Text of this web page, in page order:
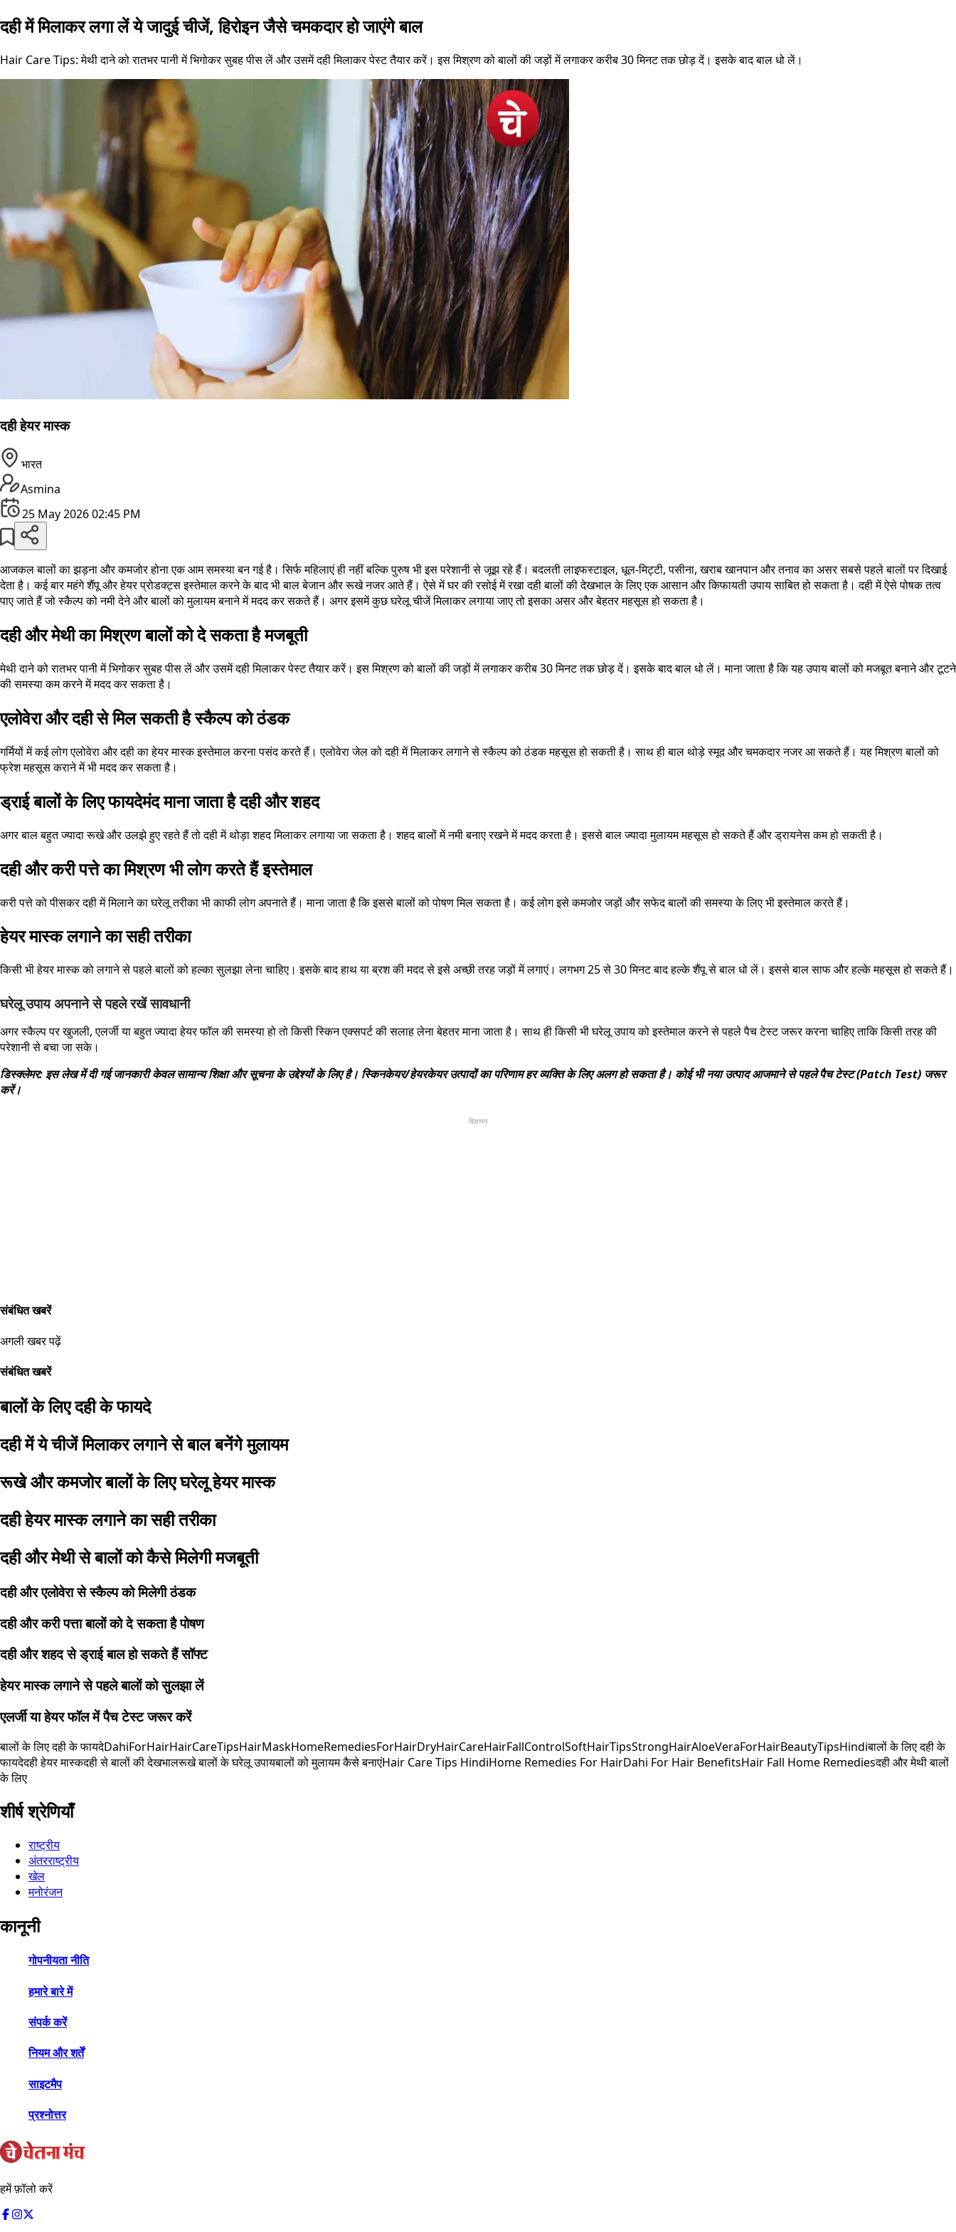
दही में मिलाकर लगा लें ये जादुई चीजें, हिरोइन जैसे चमकदार हो जाएंगे बाल
Hair Care Tips: मेथी दाने को रातभर पानी में भिगोकर सुबह पीस लें और उसमें दही मिलाकर पेस्ट तैयार करें। इस मिश्रण को बालों की जड़ों में लगाकर करीब 30 मिनट तक छोड़ दें। इसके बाद बाल धो लें।
दही हेयर मास्क
भारत
Asmina
25 May 2026 02:45 PM
आजकल बालों का झड़ना और कमजोर होना एक आम समस्या बन गई है। सिर्फ महिलाएं ही नहीं बल्कि पुरुष भी इस परेशानी से जूझ रहे हैं। बदलती लाइफस्टाइल, धूल-मिट्टी, पसीना, खराब खानपान और तनाव का असर सबसे पहले बालों पर दिखाई
देता है। कई बार महंगे शैंपू और हेयर प्रोडक्ट्स इस्तेमाल करने के बाद भी बाल बेजान और रूखे नजर आते हैं। ऐसे में घर की रसोई में रखा दही बालों की देखभाल के लिए एक आसान और किफायती उपाय साबित हो सकता है। दही में ऐसे पोषक तत्व
पाए जाते हैं जो स्कैल्प को नमी देने और बालों को मुलायम बनाने में मदद कर सकते हैं। अगर इसमें कुछ घरेलू चीजें मिलाकर लगाया जाए तो इसका असर और बेहतर महसूस हो सकता है।
दही और मेथी का मिश्रण बालों को दे सकता है मजबूती
मेथी दाने को रातभर पानी में भिगोकर सुबह पीस लें और उसमें दही मिलाकर पेस्ट तैयार करें। इस मिश्रण को बालों की जड़ों में लगाकर करीब 30 मिनट तक छोड़ दें। इसके बाद बाल धो लें। माना जाता है कि यह उपाय बालों को मजबूत बनाने और टूटने
की समस्या कम करने में मदद कर सकता है।
एलोवेरा और दही से मिल सकती है स्कैल्प को ठंडक
गर्मियों में कई लोग एलोवेरा और दही का हेयर मास्क इस्तेमाल करना पसंद करते हैं। एलोवेरा जेल को दही में मिलाकर लगाने से स्कैल्प को ठंडक महसूस हो सकती है। साथ ही बाल थोड़े स्मूद और चमकदार नजर आ सकते हैं। यह मिश्रण बालों को
फ्रेश महसूस कराने में भी मदद कर सकता है।
ड्राई बालों के लिए फायदेमंद माना जाता है दही और शहद
अगर बाल बहुत ज्यादा रूखे और उलझे हुए रहते हैं तो दही में थोड़ा शहद मिलाकर लगाया जा सकता है। शहद बालों में नमी बनाए रखने में मदद करता है। इससे बाल ज्यादा मुलायम महसूस हो सकते हैं और ड्रायनेस कम हो सकती है।
दही और करी पत्ते का मिश्रण भी लोग करते हैं इस्तेमाल
करी पत्ते को पीसकर दही में मिलाने का घरेलू तरीका भी काफी लोग अपनाते हैं। माना जाता है कि इससे बालों को पोषण मिल सकता है। कई लोग इसे कमजोर जड़ों और सफेद बालों की समस्या के लिए भी इस्तेमाल करते हैं।
हेयर मास्क लगाने का सही तरीका
किसी भी हेयर मास्क को लगाने से पहले बालों को हल्का सुलझा लेना चाहिए। इसके बाद हाथ या ब्रश की मदद से इसे अच्छी तरह जड़ों में लगाएं। लगभग 25 से 30 मिनट बाद हल्के शैंपू से बाल धो लें। इससे बाल साफ और हल्के महसूस हो सकते हैं।
घरेलू उपाय अपनाने से पहले रखें सावधानी
अगर स्कैल्प पर खुजली, एलर्जी या बहुत ज्यादा हेयर फॉल की समस्या हो तो किसी स्किन एक्सपर्ट की सलाह लेना बेहतर माना जाता है। साथ ही किसी भी घरेलू उपाय को इस्तेमाल करने से पहले पैच टेस्ट जरूर करना चाहिए ताकि किसी तरह की
परेशानी से बचा जा सके।
डिस्क्लेमर: इस लेख में दी गई जानकारी केवल सामान्य शिक्षा और सूचना के उद्देश्यों के लिए है। स्किनकेयर/हेयरकेयर उत्पादों का परिणाम हर व्यक्ति के लिए अलग हो सकता है। कोई भी नया उत्पाद आजमाने से पहले पैच टेस्ट (Patch Test) जरूर
करें।
विज्ञापन
संबंधित खबरें
अगली खबर पढ़ें
संबंधित खबरें
बालों के लिए दही के फायदे
दही में ये चीजें मिलाकर लगाने से बाल बनेंगे मुलायम
रूखे और कमजोर बालों के लिए घरेलू हेयर मास्क
दही हेयर मास्क लगाने का सही तरीका
दही और मेथी से बालों को कैसे मिलेगी मजबूती
दही और एलोवेरा से स्कैल्प को मिलेगी ठंडक
दही और करी पत्ता बालों को दे सकता है पोषण
दही और शहद से ड्राई बाल हो सकते हैं सॉफ्ट
हेयर मास्क लगाने से पहले बालों को सुलझा लें
एलर्जी या हेयर फॉल में पैच टेस्ट जरूर करें
बालों के लिए दही के फायदेDahiForHairHairCareTipsHairMaskHomeRemediesForHairDryHairCareHairFallControlSoftHairTipsStrongHairAloeVeraForHairBeautyTipsHindiबालों के लिए दही के
फायदेदही हेयर मास्कदही से बालों की देखभालरूखे बालों के घरेलू उपायबालों को मुलायम कैसे बनाएंHair Care Tips HindiHome Remedies For HairDahi For Hair BenefitsHair Fall Home Remediesदही और मेथी बालों
के लिए
शीर्ष श्रेणियाँ
राष्ट्रीय
अंतरराष्ट्रीय
खेल
मनोरंजन
कानूनी
गोपनीयता नीति
हमारे बारे में
संपर्क करें
नियम और शर्तें
साइटमैप
प्रश्नोत्तर
हमें फ़ॉलो करें